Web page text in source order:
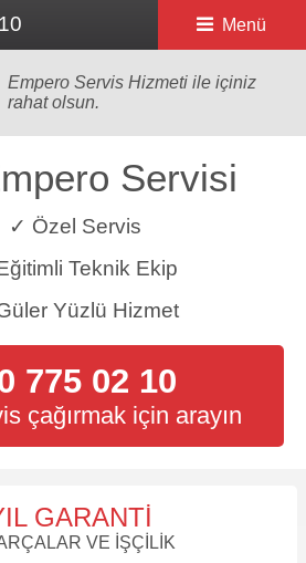
Menü
Empero Servis Hizmeti ile içiniz
rahat olsun.
Servisi
✓ Özel Servis
Teknik Ekip
Yüzlü Hizmet
775 02 10
çağırmak için arayın
GARANTI
VE İŞÇILIK